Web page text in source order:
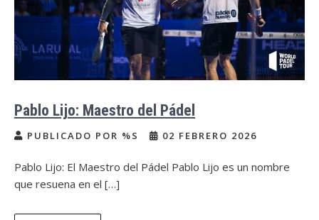
Pablo Lijo: Maestro del Pádel
PUBLICADO POR %S 02 FEBRERO 2026
Pablo Lijo: El Maestro del Pádel Pablo Lijo es un nombre
que resuena en el […]